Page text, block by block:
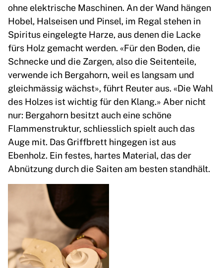
ohne elektrische Maschinen. An der Wand hängen
Hobel, Halseisen und Pinsel, im Regal stehen in
Spiritus eingelegte Harze, aus denen die Lacke
fürs Holz gemacht werden. «Für den Boden, die
Schnecke und die Zargen, also die Seitenteile,
verwende ich Bergahorn, weil es langsam und
gleichmässig wächst», führt Reuter aus. «Die Wahl
des Holzes ist wichtig für den Klang.» Aber nicht
nur: Bergahorn besitzt auch eine schöne
Flammenstruktur, schliesslich spielt auch das
Auge mit. Das Griffbrett hingegen ist aus
Ebenholz. Ein festes, hartes Material, das der
Abnützung durch die Saiten am besten standhält.